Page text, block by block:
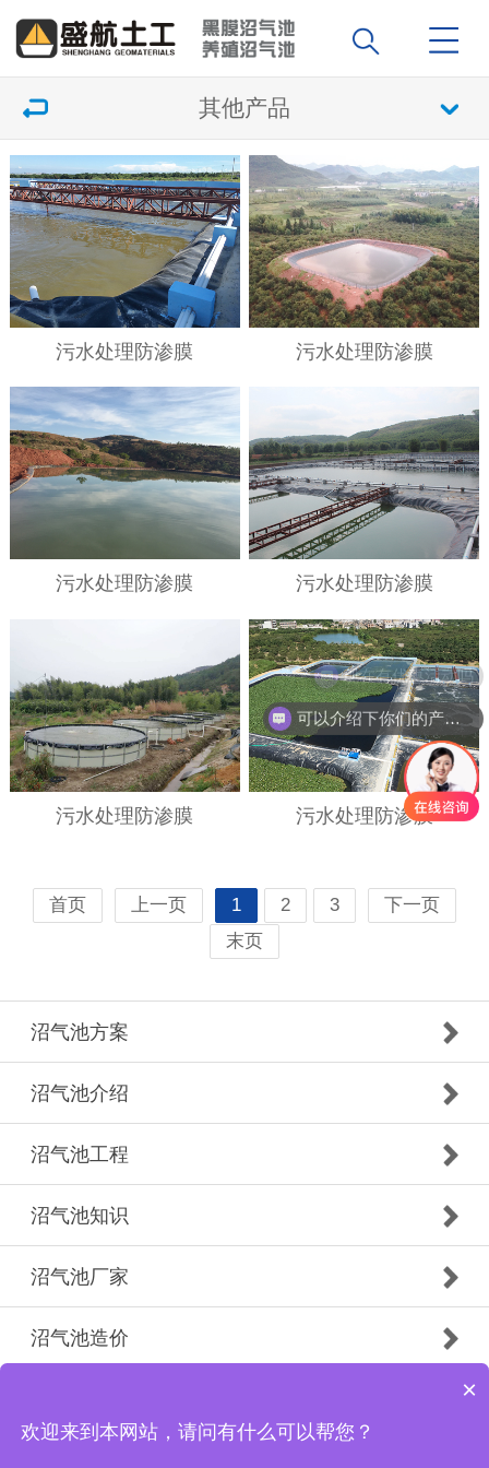
其他产品
污水处理防渗膜 污水处理防渗膜
污水处理防渗膜 污水处理防渗膜
污水处理防渗膜 污水处理防渗膜
首页 上一页 1 2 3
下一页
末页
沼气池方案
沼气池介绍
沼气池工程
沼气池知识
沼气池厂家
沼气池造价
备案号：鲁ICP备19032060号-1
可以介绍下你们的产品么
现在有优惠活动吗
×
欢迎来到本网站，请问有什么可以帮您？